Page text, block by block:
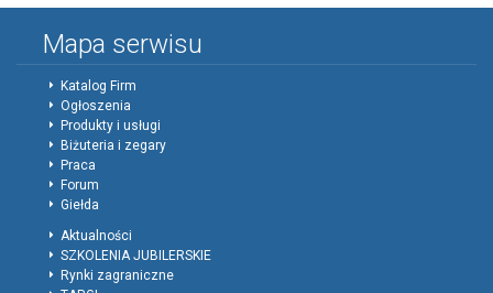
Mapa serwisu
Katalog Firm
Ogłoszenia
Produkty i usługi
Biżuteria i zegary
Praca
Forum
Giełda
Aktualności
SZKOLENIA JUBILERSKIE
Rynki zagraniczne